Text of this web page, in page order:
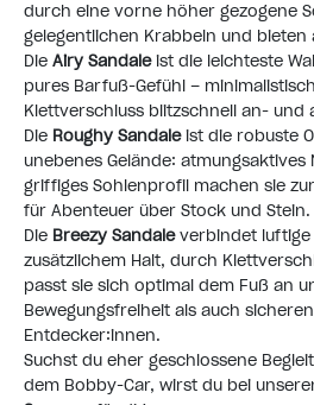
durch eine vorne höher gezogene
gelegentlichen Krabbeln und bieten
Die Airy Sandaleist die leichteste
pures Barfuß-Gefühl –
Klettverschluss blitzschnell an- und
Die Roughy Sandaleist die robuste
unebenes Gelände: atmungsaktives
griffiges Sohlenprofil machen sie
für Abenteuer über Stock und Stein.
Die Breezy Sandaleverbindet luftige
zusätzlichem Halt, durch
passt sie sich optimal dem Fuß an
Bewegungsfreiheit als auch
Entdecker:innen.
Suchst du eher geschlossene
dem Bobby-Car, wirst du bei